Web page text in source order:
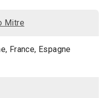
Mitre
France, Espagne